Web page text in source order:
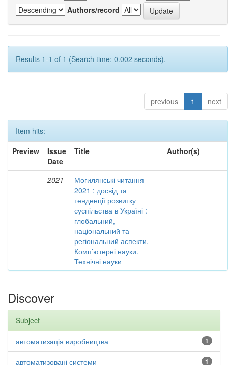
Authors/record
Results 1-1 of 1 (Search time: 0.002 seconds).
previous 1 next
Item hits:
Preview
Issue
Date
Title Author(s)
2021
Могилянські читання–
2021 : досвід та
тенденції розвитку
суспільства в Україні :
глобальний,
національний та
регіональний аспекти.
Комп’ютерні науки.
Технічні науки
Discover
Subject
1
автоматизація виробництва
1
автоматизовані системи